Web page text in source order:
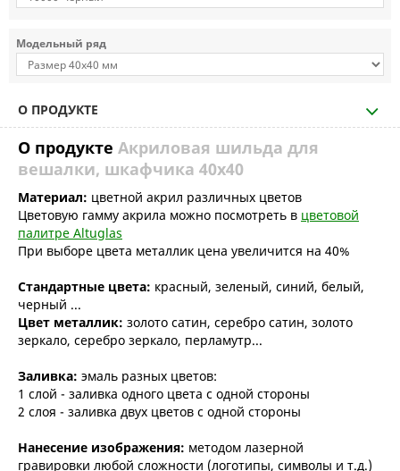
Модельный ряд
О ПРОДУКТЕ
О продукте Акриловая шильда для
вешалки, шкафчика 40х40
Материал: цветной акрил различных цветов
Цветовую гамму акрила можно посмотреть в цветовой
палитре Altuglas
При выборе цвета металлик цена увеличится на 40%
Стандартные цвета: красный, зеленый, синий, белый,
черный ...
Цвет металлик: золото сатин, серебро сатин, золото
зеркало, серебро зеркало, перламутр...
Заливка: эмаль разных цветов:
1 слой - заливка одного цвета с одной стороны
2 слоя - заливка двух цветов с одной стороны
Нанесение изображения: методом лазерной
гравировки любой сложности (логотипы, символы и т.д.)